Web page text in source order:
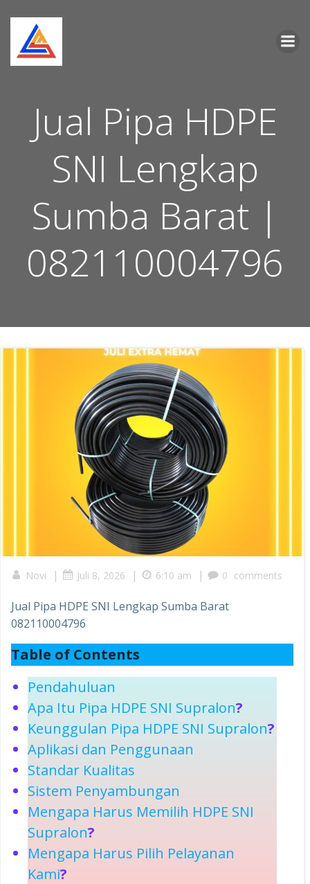
Jual Pipa HDPE
SNI Lengkap
Sumba Barat |
082110004796
Novi | Juli 8, 2026 | 6:10 am | 0 comments
Jual Pipa HDPE SNI Lengkap Sumba Barat
082110004796
Table of Contents
Pendahuluan
Apa Itu Pipa HDPE SNI Supralon?
Keunggulan Pipa HDPE SNI Supralon?
Aplikasi dan Penggunaan
Standar Kualitas
Sistem Penyambungan
Mengapa Harus Memilih HDPE SNI
Supralon?
Mengapa Harus Pilih Pelayanan
Kami?